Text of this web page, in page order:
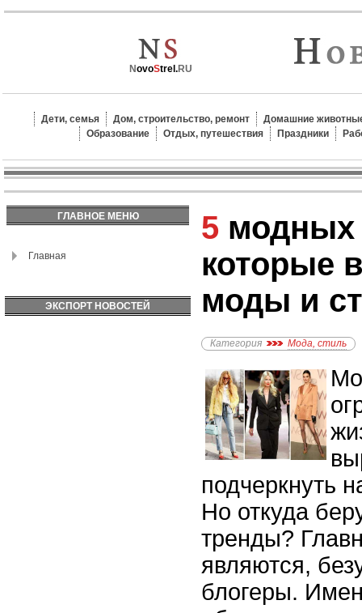
NovoStrel.RU
Дети, семья Дом, строительство, ремонт
Домашние
Образование
Отдых, путешествия Праздники
ГЛАВНОЕ МЕНЮ
Главная
ЭКСПОРТ НОВОСТЕЙ
5 модных блогеров,
которые
моды и
Категория Мода, стиль
подчеркнуть
Но откуда
тренды?
являются,
блогеры.